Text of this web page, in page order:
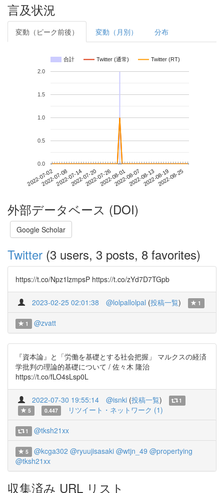
言及状況
変動（ピーク前後） 変動（月別） 分布
合計 Twitter (通常) Twitter (RT)
2022-07-022022-07-082022-07-142022-07-202022-07-262022-08-012022-08-072022-08-132022-08-192022-08-25
0.0
0.5
1.0
1.5
2.0
外部データベース (DOI)
Google Scholar
Twitter (3 users, 3 posts, 8 favorites)
https://t.co/Npz1lzmpsP https://t.co/zYd7D7TGpb
2023-02-25 02:01:38 @lolpallolpal (投稿一覧) 1
1 @zvatt
『資本論』と「労働を基礎とする社会把握」 マルクスの経済
学批判の理論的基礎について / 佐々木 隆治
https://t.co/fLO4sLsp0L
2022-07-30 19:55:14 @isnki (投稿一覧)
1
5
0.447 リツイート・ネットワーク (1)
1 @tksh21xx
5 @kcga302 @ryuujisasaki @wtjn_49 @propertying
@tksh21xx
収集済み URL リスト